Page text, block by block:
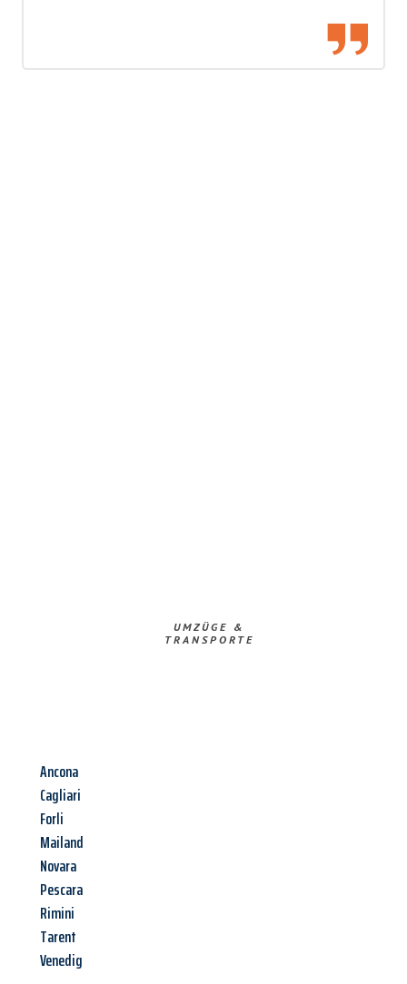
UMZÜGE &
TRANSPORTE
Ancona
Cagliari
Forli
Mailand
Novara
Pescara
Rimini
Tarent
Venedig